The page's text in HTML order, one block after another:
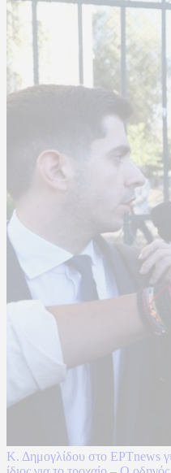
Κ. Δημογλίδου στο ΕΡΤnews